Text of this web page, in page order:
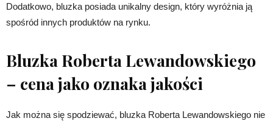
Dodatkowo, bluzka posiada unikalny design, który wyróżnia ją
spośród innych produktów na rynku.
Bluzka Roberta Lewandowskiego
– cena jako oznaka jakości
Jak można się spodziewać, bluzka Roberta Lewandowskiego nie